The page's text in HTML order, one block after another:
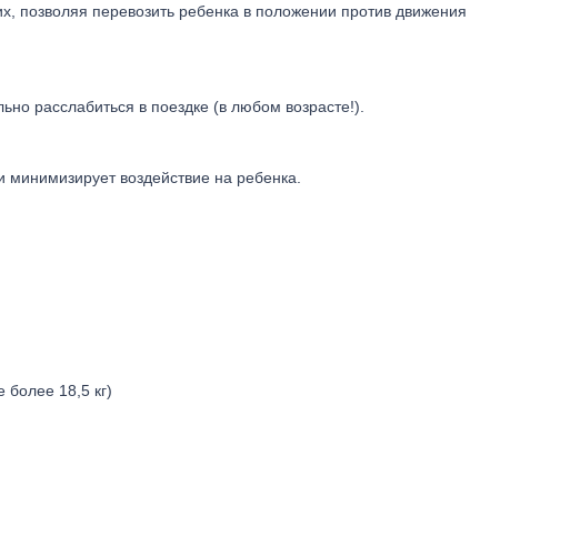
позволяя перевозить ребенка в положении против движения
расслабиться в поездке (в любом возрасте!).
воздействие на ребенка.
более 18,5 кг)